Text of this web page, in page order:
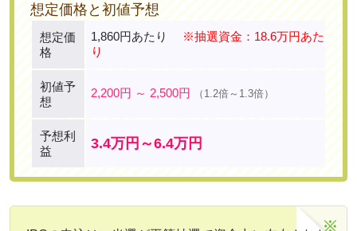
想定価格と初値予想
想定価
格
1,860円あたり
※抽選資金：18.6万円あた
り
初値予
想
2,200円 ～ 2,500円 （1.2倍～1.3倍）
予想利
益
3.4万円～6.4万円